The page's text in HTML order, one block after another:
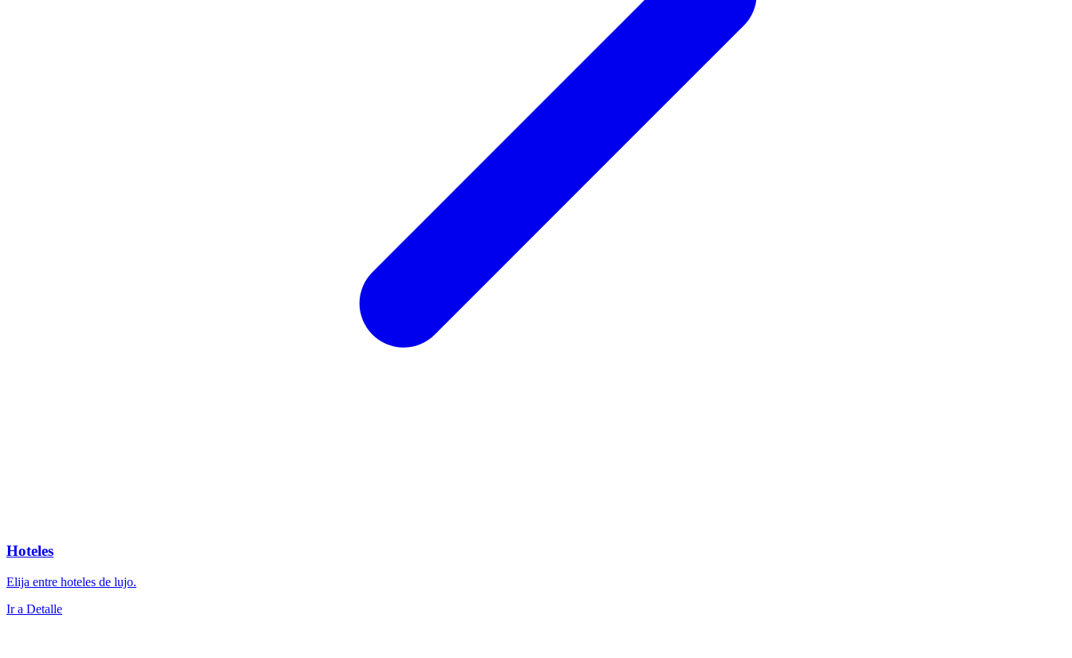
Hoteles
Elija entre hoteles de lujo.
Ir a Detalle